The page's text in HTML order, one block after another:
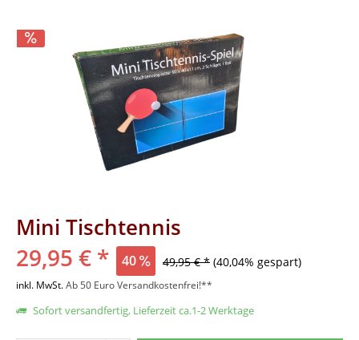
Mini Tischtennis
29,95 € * 40 49,95 € * (40,04% gespart)
inkl. MwSt.Ab 50 Euro Versandkostenfrei!**
Sofort versandfertig, Lieferzeit ca.1-2 Werktage